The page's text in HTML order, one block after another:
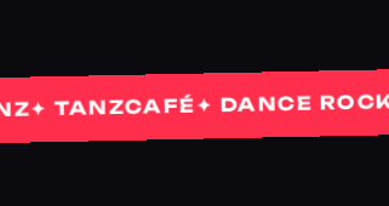
✦ DANCE ROCKETS✦